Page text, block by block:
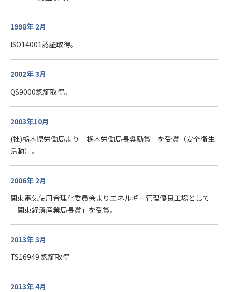
1998年 2月
ISO14001認証取得。
2002年 3月
QS9000認証取得。
2003年10月
(社)栃木県労働局より「栃木労働局長奨励賞」を受賞（安全衛生
活動）。
2006年 2月
関東電気使用合理化委員会よりエネルギー管理優良工場として
「関東経済産業局長賞」を受賞。
2013年 3月
TS16949 認証取得
2013年 4月